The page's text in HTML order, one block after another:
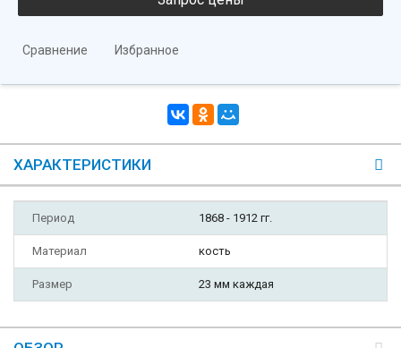
Сравнение Избранное
ХАРАКТЕРИСТИКИ
Период 1868 - 1912 гг.
Материал кость
Размер 23 мм каждая